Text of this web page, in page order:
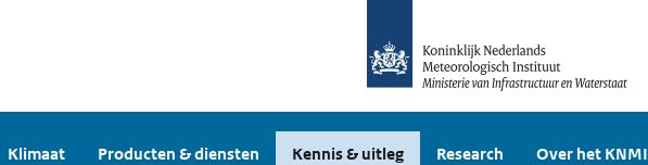
Klimaat Producten & diensten Kennis & uitleg Research Over het KNMI